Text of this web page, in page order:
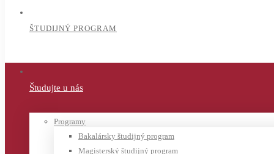
ŠTUDIJNÝ PROGRAM
Študujte u nás
Programy
Bakalársky študijný program
Magisterský študijný program